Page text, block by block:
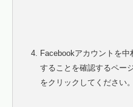
Facebookアカウントを
することを確認するペー
をクリックしてください。